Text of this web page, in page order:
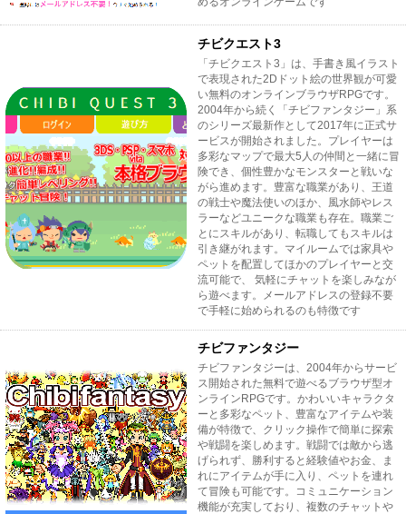
チビクエスト3
「チビクエスト3」は、手書き風イラスト
で表現された2Dドット絵の世界観が可愛
い無料のオンラインブラウザRPGです。
2004年から続く「チビファンタジー」系
のシリーズ最新作として2017年に正式サ
ービスが開始されました。プレイヤーは
多彩なマップで最大5人の仲間と一緒に冒
険でき、個性豊かなモンスターと戦いな
がら進めます。豊富な職業があり、王道
の戦士や魔法使いのほか、風水師やレス
ラーなどユニークな職業も存在。職業ご
とにスキルがあり、転職してもスキルは
引き継がれます。マイルームでは家具や
ペットを配置してほかのプレイヤーと交
流可能で、 気軽にチャットを楽しみなが
ら遊べます。メールアドレスの登録不要
で手軽に始められるのも特徴です
チビファンタジー
チビファンタジーは、2004年からサービ
ス開始された無料で遊べるブラウザ型オ
ンラインRPGです。かわいいキャラクタ
ーと多彩なペット、豊富なアイテムや装
備が特徴で、クリック操作で簡単に探索
や戦闘を楽しめます。戦闘では敵から逃
げられず、勝利すると経験値やお金、ま
れにアイテムが手に入り、ペットを連れ
て冒険も可能です。コミュニケーション
機能が充実しており、複数のチャットや